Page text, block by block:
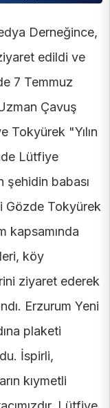
Derneğince,
edildi ve
7 Temmuz
Çavuş
Tokyürek "Yılın
Lütfiye
şehidin babası
Gözde Tokyürek
kapsamında
köy
ziyaret ederek
Erzurum Yeni
plaketi
İspirli,
kıymetli